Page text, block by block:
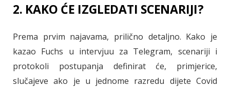
2. KAKO ĆE IZGLEDATI SCENARIJI?
Prema prvim najavama, prilično detaljno. Kako je
kazao Fuchs u intervjuu za Telegram, scenariji i
protokoli postupanja definirat će, primjerice,
slučajeve ako je u jednome razredu dijete Covid